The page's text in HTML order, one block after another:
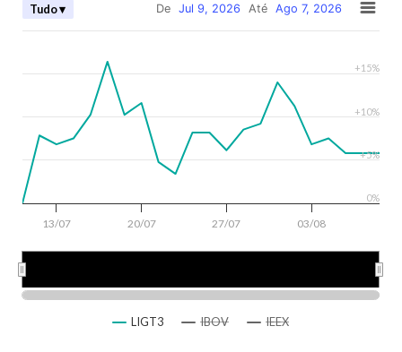
De Jul 9, 2026 Até Ago 7, 2026
Tudo ▾
LIGT3 IBOV IEEX
13/07 20/07 27/07 03/08
0%
+5%
+10%
+15%